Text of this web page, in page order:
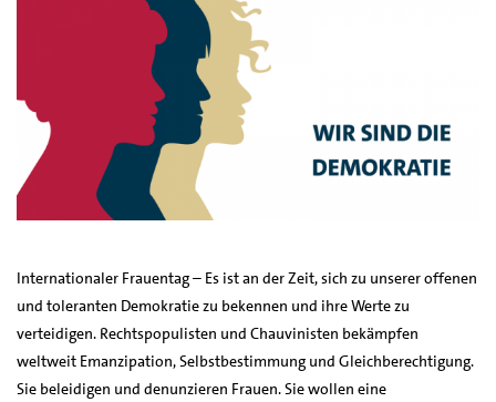
Internationaler Frauentag – Es ist an der Zeit, sich zu unserer offenen
und toleranten Demokratie zu bekennen und ihre Werte zu
verteidigen. Rechtspopulisten und Chauvinisten bekämpfen
weltweit Emanzipation, Selbstbestimmung und Gleichberechtigung.
Sie beleidigen und denunzieren Frauen. Sie wollen eine